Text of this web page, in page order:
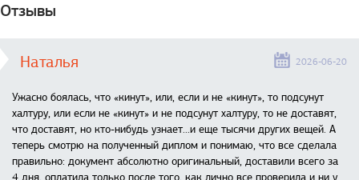
Отзывы
Наталья 2026-06-20
Ужасно боялась, что «кинут», или, если и не «кинут», то подсунут
халтуру, или если не «кинут» и не подсунут халтуру, то не доставят,
что доставят, но кто-нибудь узнает...и еще тысячи других вещей. А
теперь смотрю на полученный диплом и понимаю, что все сделала
правильно: документ абсолютно оригинальный, доставили всего за